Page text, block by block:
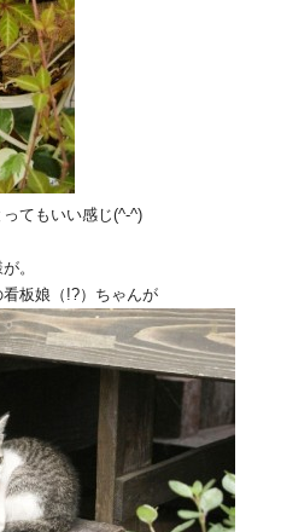
てもいい感じ(^-^)
。
板娘（!?）ちゃんが